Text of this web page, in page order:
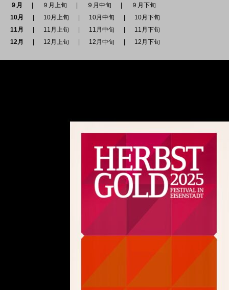
９月
９月上旬 ９月中旬
９月下旬
10月
10月上旬 10月中旬
10月下旬
11月
11月上旬 11月中旬
11月下旬
12月
12月上旬 12月中旬 12月下旬